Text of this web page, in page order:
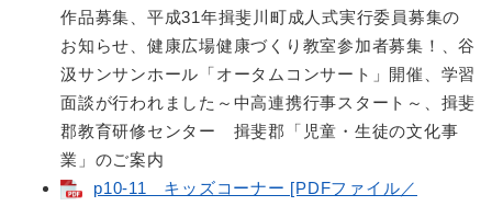
作品募集、平成31年揖斐川町成人式実行委員募集の
お知らせ、健康広場健康づくり教室参加者募集！、谷
汲サンサンホール「オータムコンサート」開催、学習
面談が行われました～中高連携行事スタート～、揖斐
郡教育研修センター 揖斐郡「児童・生徒の文化事
業」のご案内
p10-11 キッズコーナー [PDFファイル／